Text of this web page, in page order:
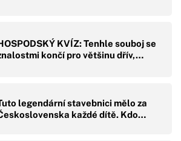
KVÍZ: Tenhle souboj se
končí pro většinu dřív,…
legendární stavebnici mělo za
každé dítě. Kdo…